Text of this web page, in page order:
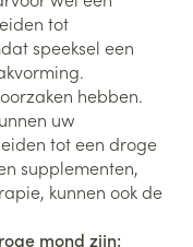
tot
speeksel een
hebben.
uw
tot een droge
supplementen,
kunnen ook de
mond zijn: